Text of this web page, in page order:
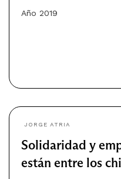
Año 2019
JORGE ATRIA
Solidaridad y
están entre los